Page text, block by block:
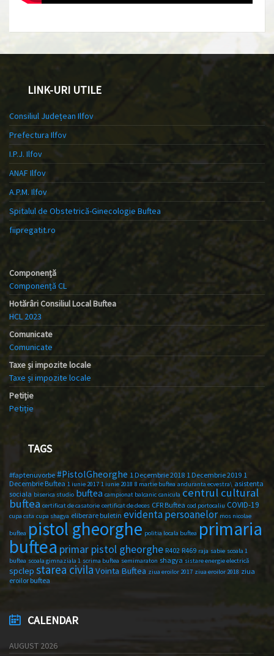
LINK-URI UTILE
Consiliul Județean Ilfov
Prefectura Ilfov
I.P.J. Ilfov
ANAF Ilfov
A.P.M. Ilfov
Spitalul de Obstetrică-Ginecologie Buftea
fiipregatit.ro
Componență
Componență CL
Hotărâri Consiliul Local Buftea
HCL 2023
Comunicate
Comunicate
Taxe și impozite locale
Taxe și impozite locale
Petiție
Petiție
TAGS
#faptenuvorbe #PistolGheorghe 1 Decembrie 2018 1 Decembrie 2019 1
Decembrie Buftea 1 iunie 2017 1 iunie 2018 8 martie buftea anduranta ecvestra\ asistenta
sociala biserica studio buftea campionat balcanic canicula centrul cultural
buftea certificat de casatorie certificat de deces CFR Buftea cod portocaliu COVID-19
cupa csta cupa shagya eliberare buletin evidenta persoanelor mos nicolae
buftea pistol gheorghe politia locala buftea primaria
buftea primar pistol gheorghe R402 R469 raja sabie scoala 1
buftea scoala gimnaziala 1 scrima buftea semimaraton shagya sistare energie electrică
spclep starea civila Vointa Buftea ziua eroilor 2017 ziua eroilor 2018 ziua
eroilor buftea
CALENDAR
AUGUST 2026